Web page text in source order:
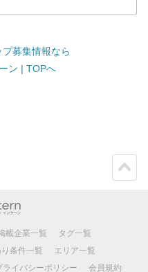
募集情報なら
ン | TOPへ
載企業一覧
タグ一覧
条件一覧
エリア一覧
ライバシーポリシー 会員規約